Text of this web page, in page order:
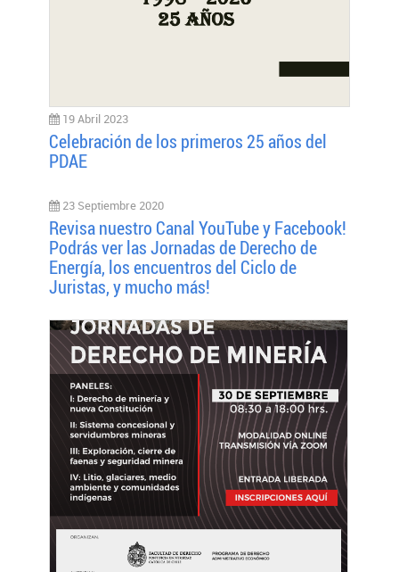
19 Abril 2023
Celebración de los primeros 25 años del
PDAE
23 Septiembre 2020
Revisa nuestro Canal YouTube y Facebook!
Podrás ver las Jornadas de Derecho de
Energía, los encuentros del Ciclo de
Juristas, y mucho más!